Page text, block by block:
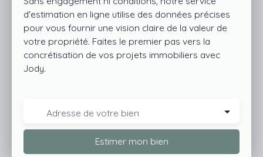
d'estimation en ligne utilise des données précises
pour vous fournir une vision claire de la valeur de
votre propriété. Faites le premier pas vers la
concrétisation de vos projets immobiliers avec
Jody.
Adresse de votre bien
Estimer mon bien